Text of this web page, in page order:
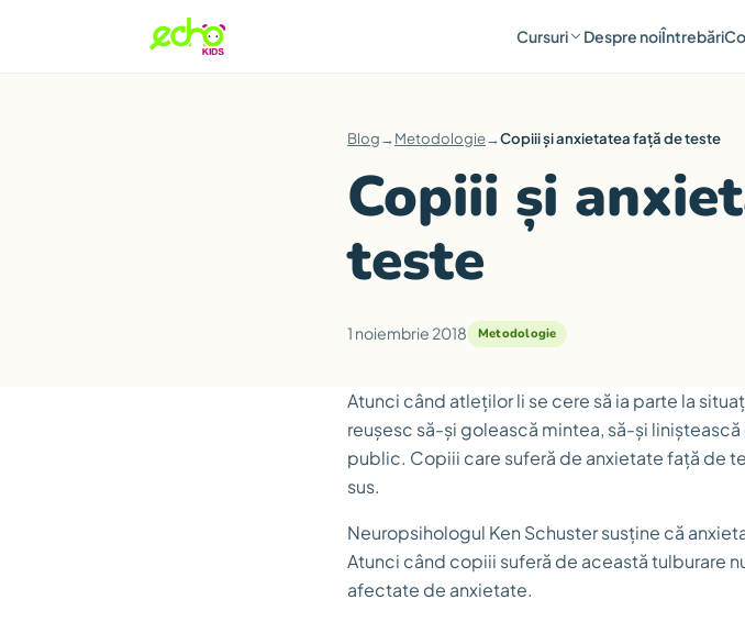
Cursuri Despre noiÎntrebări
Blog→Metodologie→Copiii și anxietatea față de teste
Copiii și
teste
1 noiembrie 2018 Metodologie
Atunci când atleților li se cere să ia parte la
reușesc să-și golească mintea, să-și
public. Copiii care suferă de anxietate față de
sus.
Neuropsihologul Ken Schuster susține că
Atunci când copiii suferă de această tulburare
afectate de anxietate.